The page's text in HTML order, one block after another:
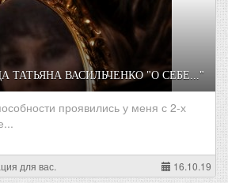
ТАТЬЯНА ВАСИЛЬЧЕНКО "О СЕБЕ..."
проявились у меня с 2-х
для вас. 16.10.19